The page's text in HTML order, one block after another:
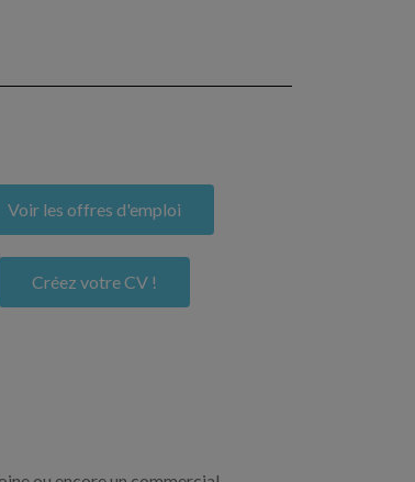
Voir les offres d'emploi
Créez votre CV !